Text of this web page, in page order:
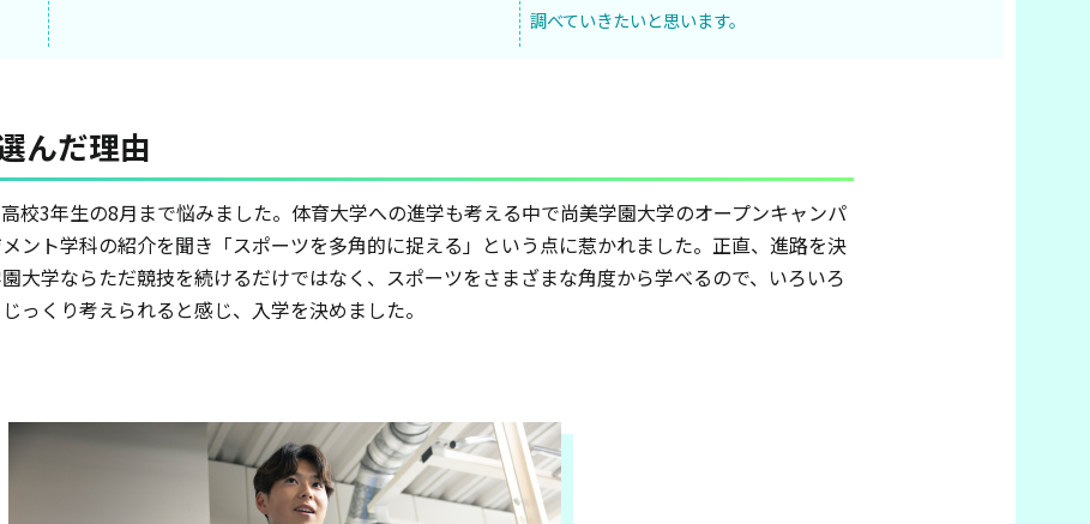
調べていきたいと思います。
んだ理由
校3年生の8月まで悩みました。体育大学への進学も考える中で尚美学園大学のオープンキャンパ
ント学科の紹介を聞き「スポーツを多角的に捉える」という点に惹かれました。正直、進路を決
大学ならただ競技を続けるだけではなく、スポーツをさまざまな角度から学べるので、いろいろ
っくり考えられると感じ、入学を決めました。